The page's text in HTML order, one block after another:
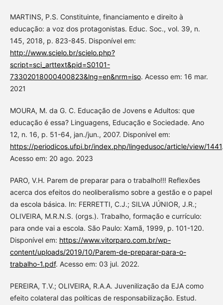
MARTINS, P.S. Constituinte, financiamento e direito à
educação: a voz dos protagonistas. Educ. Soc., vol. 39, n.
145, 2018, p. 823-845. Disponível em:
http://www.scielo.br/scielo.php?
script=sci_arttext&pid=S0101-
73302018000400823&lng=en&nrm=iso. Acesso em: 16 mar.
2021
MOURA, M. da G. C. Educação de Jovens e Adultos: que
educação é essa? Linguagens, Educação e Sociedade. Ano
12, n. 16, p. 51-64, jan./jun., 2007. Disponível em:
https://periodicos.ufpi.br/index.php/lingedusoc/article/view/1441
Acesso em: 20 ago. 2023
PARO, V.H. Parem de preparar para o trabalho!!! Reflexões
acerca dos efeitos do neoliberalismo sobre a gestão e o papel
da escola básica. In: FERRETTI, C.J.; SILVA JÚNIOR, J.R.;
OLIVEIRA, M.R.N.S. (orgs.). Trabalho, formação e currículo:
para onde vai a escola. São Paulo: Xamã, 1999, p. 101-120.
Disponível em: https://www.vitorparo.com.br/wp-
content/uploads/2019/10/Parem-de-preparar-para-o-
trabalho-1.pdf. Acesso em: 03 jul. 2022.
PEREIRA, T.V.; OLIVEIRA, R.A.A. Juvenilização da EJA como
efeito colateral das políticas de responsabilização. Estud.